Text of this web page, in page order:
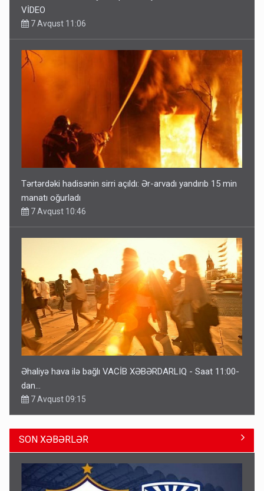
VİDEO
7 Avqust 11:06
Tərtərdəki hadisənin sirri açıldı: Ər-arvadı yandırıb 15 min
manatı oğurladı
7 Avqust 10:46
Əhaliyə hava ilə bağlı VACİB XƏBƏRDARLIQ - Saat 11:00-
dan…
7 Avqust 09:15
SON XƏBƏRLƏR